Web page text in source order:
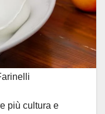
più cultura e